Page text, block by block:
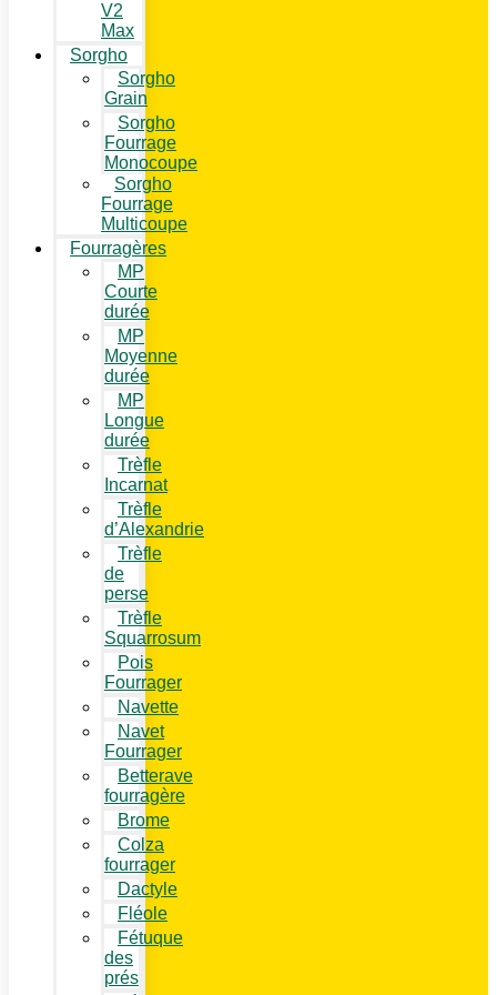
V2
Max
Sorgho
Sorgho
Grain
Sorgho
Fourrage
Monocoupe
Sorgho
Fourrage
Multicoupe
Fourragères
MP
Courte
durée
MP
Moyenne
durée
MP
Longue
durée
Trèfle
Incarnat
Trèfle
d’Alexandrie
Trèfle
de
perse
Trèfle
Squarrosum
Pois
Fourrager
Navette
Navet
Fourrager
Betterave
fourragère
Brome
Colza
fourrager
Dactyle
Fléole
Fétuque
des
prés